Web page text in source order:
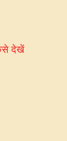
देखें